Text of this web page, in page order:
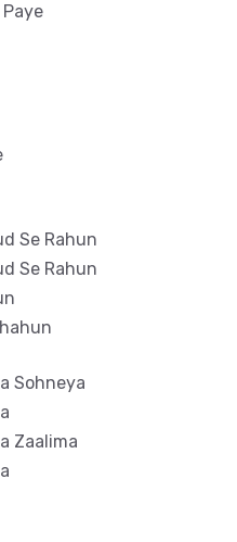
Se Rahun
Se Rahun
Sohneya
Zaalima